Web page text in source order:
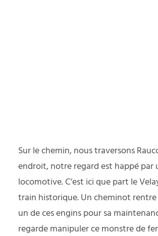
Sur le chemin, nous traversons
endroit, notre regard est happé par
locomotive. C’est ici que part le
train historique. Un cheminot
un de ces engins pour sa
regarde manipuler ce monstre de